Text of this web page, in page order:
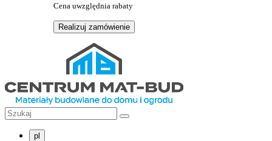
Cena uwzględnia rabaty
Realizuj zamówienie
pl